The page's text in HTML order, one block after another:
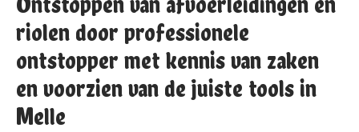
riolen door professionele
ontstopper met kennis van zaken
en voorzien van de juiste tools in
Melle